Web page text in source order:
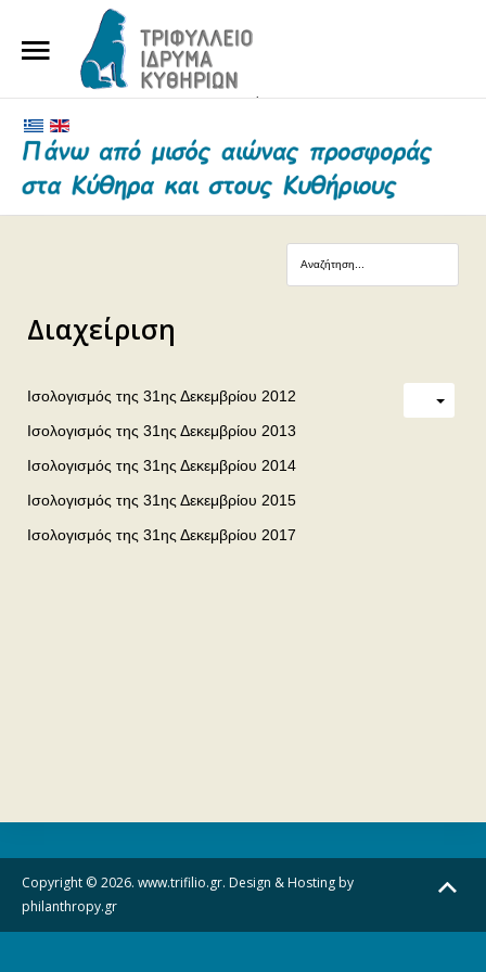
ΤΟ ΙΔΡΥΜΑ
ΕΥΕΡΓΕΤΕΣ ΚΑΙ ΔΩΡΗΤΕΣ
ΕΠΙΚΟΙΝΩΝΙΑ
Διαχείριση
Ισολογισμός της 31ης Δεκεμβρίου 2012
Ισολογισμός της 31ης Δεκεμβρίου 2013
Ισολογισμός της 31ης Δεκεμβρίου 2014
Ισολογισμός της 31ης Δεκεμβρίου 2015
Ισολογισμός της 31ης Δεκεμβρίου 2017
Copyright © 2026. www.trifilio.gr. Design & Hosting by
philanthropy.gr